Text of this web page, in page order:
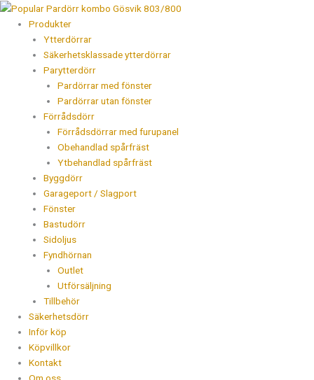
Hoppa
Produkter
Ytterdörrar
Säkerhetsklassade ytterdörrar
Parytterdörr
Pardörrar med fönster
Pardörrar utan fönster
Förrådsdörr
Förrådsdörrar med furupanel
Obehandlad spårfräst
Ytbehandlad spårfräst
Byggdörr
Garageport / Slagport
Fönster
Bastudörr
Sidoljus
Fyndhörnan
Outlet
Utförsäljning
Tillbehör
Säkerhetsdörr
Inför köp
Köpvillkor
Kontakt
Products
search
Popular
Pardörr
803/800